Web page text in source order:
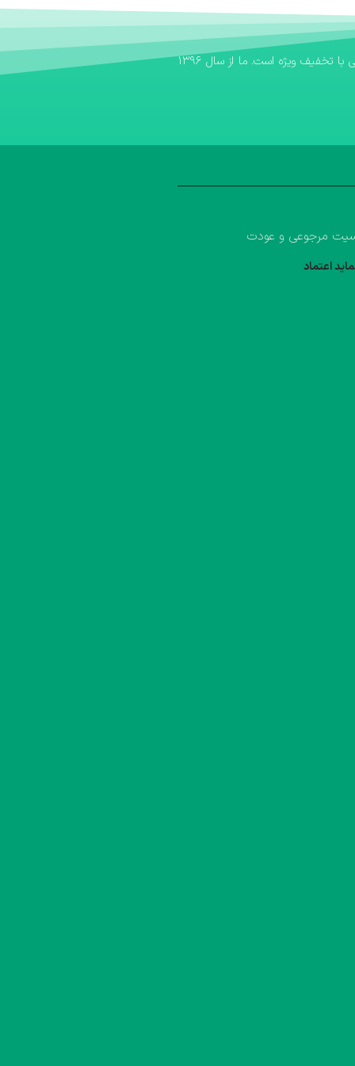
اگر به دنبال یک بانک کتاب مطمئن برای تهیه منابع آموزشی خود هستید، بانک کتاب آوا سریع‌ترین مسیر برای خرید کتاب کمک درسی و خرید کتاب درسی با تخفیف ویژه است. ما از سال ۱۳۹۶
مرجوعی و عودت
اعتماد